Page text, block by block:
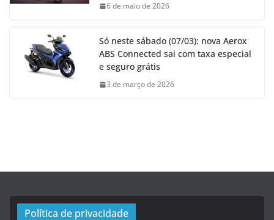
6 de maio de 2026
Só neste sábado (07/03): nova Aerox
ABS Connected sai com taxa especial
e seguro grátis
3 de março de 2026
Política de privacidade